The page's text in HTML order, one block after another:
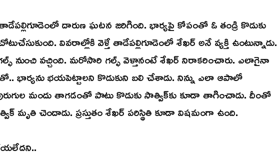
దారుణ ఘటన జరిగింది. భార్యపై కోపంతో ఓ తండ్రి కొడుకు
వివరాల్లోకి వెళ్తే తాడేపల్లిగూడెంలో శేఖర్ అనే వ్యక్తి ఉంటున్నాడు.
నుంచి వచ్చింది. మరోసారి గల్ఫ్ వెళ్తానంటే శేఖర్ నిరాకరించారు. ఎలాగైనా
భార్యను భయపెట్టాలని కొడుకుని బలి చేశాడు. నిన్ను ఎలా ఆపాలో
మందు తాగడంతో పాటు కొడుకు సాత్విక్‌కు కూడా తాగించాడు. దీంతో
మృతి చెందాడు. ప్రస్తుతం శేఖర్ పరిస్థితి కూడా విషమంగా ఉంది.